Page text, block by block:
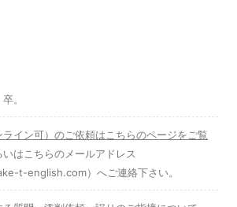
。
イン可）のご依頼はこちらのページをご覧
いはこちらのメールアドレス
t-english.com）へご連絡下さい。